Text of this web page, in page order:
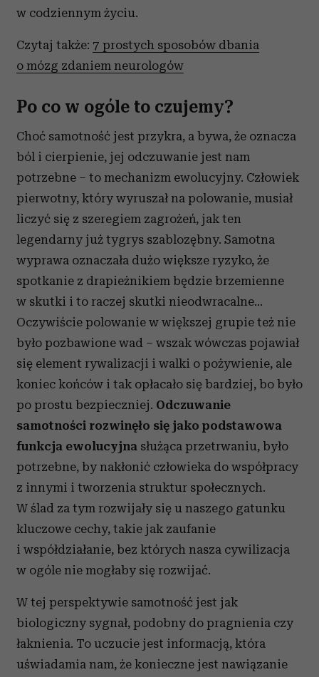
w codziennym życiu.
Czytaj także: 7 prostych sposobów dbania
o mózg zdaniem neurologów
Po co w ogóle to czujemy?
Choć samotność jest przykra, a bywa, że oznacza
ból i cierpienie, jej odczuwanie jest nam
potrzebne – to mechanizm ewolucyjny. Człowiek
pierwotny, który wyruszał na polowanie, musiał
liczyć się z szeregiem zagrożeń, jak ten
legendarny już tygrys szablozębny. Samotna
wyprawa oznaczała dużo większe ryzyko, że
spotkanie z drapieżnikiem będzie brzemienne
w skutki i to raczej skutki nieodwracalne...
Oczywiście polowanie w większej grupie też nie
było pozbawione wad – wszak wówczas pojawiał
się element rywalizacji i walki o pożywienie, ale
koniec końców i tak opłacało się bardziej, bo było
po prostu bezpieczniej. Odczuwanie
samotności rozwinęło się jako podstawowa
funkcja ewolucyjna służąca przetrwaniu, było
potrzebne, by nakłonić człowieka do współpracy
z innymi i tworzenia struktur społecznych.
W ślad za tym rozwijały się u naszego gatunku
kluczowe cechy, takie jak zaufanie
i współdziałanie, bez których nasza cywilizacja
w ogóle nie mogłaby się rozwijać.
W tej perspektywie samotność jest jak
biologiczny sygnał, podobny do pragnienia czy
łaknienia. To uczucie jest informacją, która
uświadamia nam, że konieczne jest nawiązanie